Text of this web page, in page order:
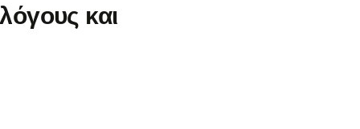
και